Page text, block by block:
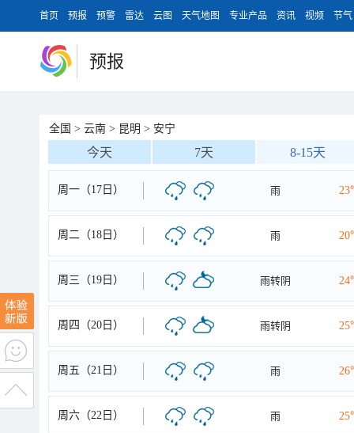
首页 预报 预警 雷达 云图 天气地图 专业产品 资讯 视频 节气
预报
全国 > 云南 > 昆明 > 安宁
今天 7天 8-15天
周一（17日） 雨
周二（18日） 雨
周三（19日） 雨转阴
周四（20日） 雨转阴
周五（21日） 雨
周六（22日） 雨